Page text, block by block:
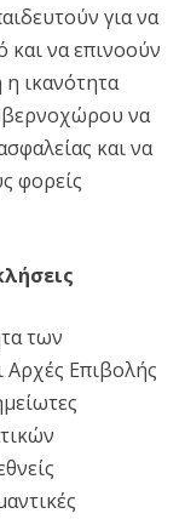
για να
και να επινοούν
ικανότητα
να
και να
φορείς
των
Επιβολής